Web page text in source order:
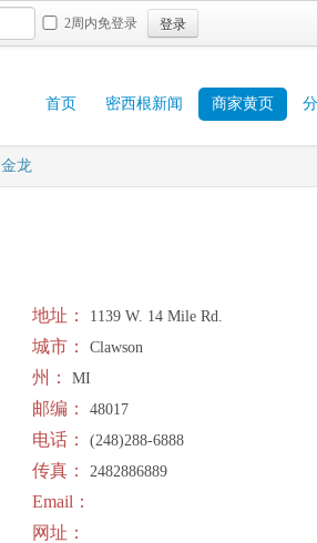
2周内免登录 登录
首页 密西根新闻 商家黄页
金龙
地址： 1139 W. 14 Mile Rd.
城市： Clawson
州： MI
邮编： 48017
电话： (248)288-6888
传真： 2482886889
Email：
网址：